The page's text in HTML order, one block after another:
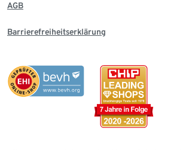
AGB
Barrierefreiheitserklärung